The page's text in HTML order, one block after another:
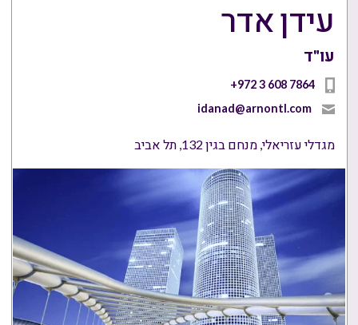
עידן אדר
עו"ד
+972 3 608 7864
idanad@arnontl.com
מגדלי עזריאלי, מנחם בגין 132, תל אביב